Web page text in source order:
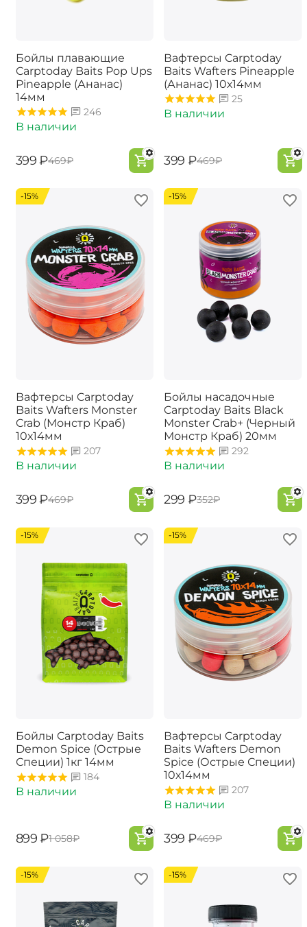
Бойлы плавающие
Carptoday Baits Pop Ups
Pineapple (Ананас)
14мм
246
В наличии
‍399‍ ₽‍469‍₽
Вафтерсы Carptoday
Baits Wafters Pineapple
(Ананас) 10х14мм
25
В наличии
‍399‍ ₽‍469‍₽
-15%
Вафтерсы Carptoday
Baits Wafters Monster
Crab (Монстр Краб)
10х14мм
207
В наличии
‍399‍ ₽‍469‍₽
-15%
Бойлы насадочные
Carptoday Baits Black
Monster Crab+ (Черный
Монстр Краб) 20мм
292
В наличии
‍299‍ ₽‍352‍₽
-15%
Бойлы Carptoday Baits
Demon Spice (Острые
Специи) 1кг 14мм
184
В наличии
‍899‍ ₽‍1 058‍₽
-15%
Вафтерсы Carptoday
Baits Wafters Demon
Spice (Острые Специи)
10х14мм
207
В наличии
‍399‍ ₽‍469‍₽
-15% -15%